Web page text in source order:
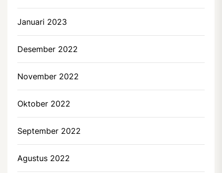
Januari 2023
Desember 2022
November 2022
Oktober 2022
September 2022
Agustus 2022